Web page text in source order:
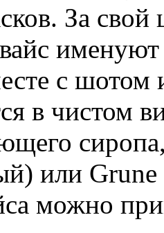
За
вайс
с шотом
в чистом
или
можно